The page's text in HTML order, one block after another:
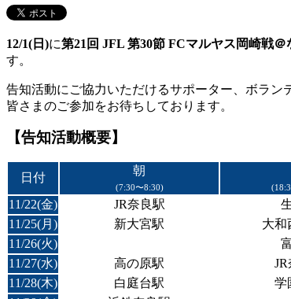
12/1(日)に第21回 JFL 第30節 FCマルヤス岡崎戦＠
す。
告知活動にご協力いただけるサポーター、ボラン
皆さまのご参加をお待ちしております。
【告知活動概要】
日付
朝
(7:30〜8:30)
11/22(金) JR奈良駅
11/25(月)
新大宮駅
大和
11/26(火)
11/27(水)
高の原駅
11/28(木)
白庭台駅
学